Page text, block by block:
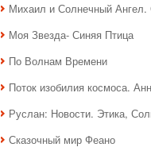
Михаил и Солнечный Ангел.
Моя Звезда- Синяя Птица
По Волнам Времени
Поток изобилия космоса.
Руслан: Новости. Этика,
Сказочный мир Феано